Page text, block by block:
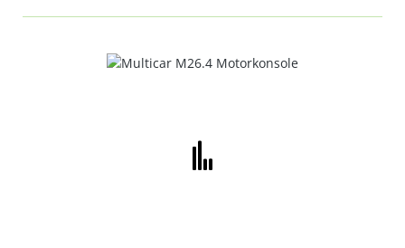
Bildergalerie überspringen